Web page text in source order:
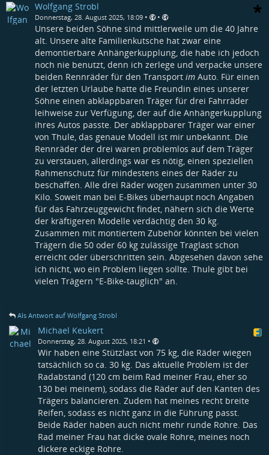
Wolfgang Strobl
Donnerstag, 28. August 2025, 18:09 • •
Unsere beiden Söhne sind mittlerweile um die 40 Jahre
alt. Unsere alte Familienkutsche hat zwar eine
demontierbare Anhängerkupplung, die habe ich jedoch
noch nie benutzt, denn ich zerlege und verpacke unsere
beiden Rennräder für den Transport im Auto. Für einen
der letzten Urlaube hatte die Freundin eines unserer
Söhne einen abklappbaren Träger für drei Fahrräder
leihweise zur Verfügung, der auf die Anhängerkupplung
ihres Autos passte. Der abklappbarer Träger war einer
von Thule, das genaue Modell ist mir unbekannt. Die
Rennräder der drei waren problemlos auf dem Träger
zu verstauen, allerdings war es nötig, einen speziellen
Rahmenschutz für mindestens eines der Räder zu
beschaffen. Alle drei Räder wogen zusammen unter 30
Kilo. Soweit man bei E-Bikes überhaupt noch Angaben
für das Fahrzeuggewicht findet, nähern sich die Werte
der kräftigeren Modelle verdächtig den 30 kg.
Zusammen mit montiertem Zubehör könnten bei vielen
Trägern die 50 oder 60 kg zulässige Traglast schon
erreicht oder überschritten sein. Abgesehen davon sehe
ich nicht, wo ein Problem liegen sollte. Thule gibt bei
vielen Trägern "E-Bike-tauglich" an.
Als Antwort auf Wolfgang Strobl
Michael Keukert
Donnerstag, 28. August 2025, 18:21 •
Wir haben eine Stützlast von 75 kg, die Räder wiegen
tatsächlich so ca. 30 kg. Das aktuelle Problem ist der
Radabstand (120 cm beim Rad meiner Frau, eher so
130 bei meinem), sodass die Räder auf den Kanten des
Trägers balancieren. Zudem hat meines recht breite
Reifen, sodass es nicht ganz in die Führung passt.
Beide Räder haben auch nicht mehr runde Rohre. Das
Rad meiner Frau hat dicke ovale Rohre, meines noch
dickere eckige Rohre.